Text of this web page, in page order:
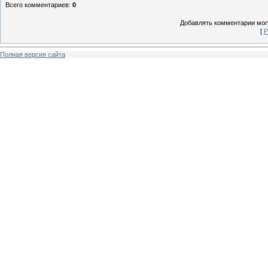
Всего комментариев: 0
Добавлять комментарии
[
Полная версия сайта